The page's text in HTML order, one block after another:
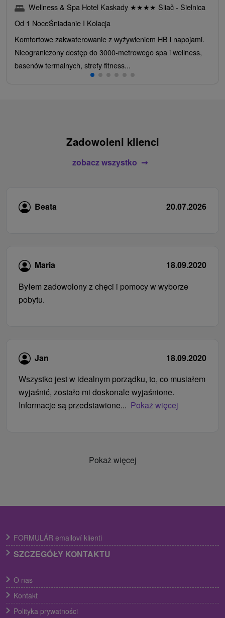
Wellness & Spa Hotel Kaskady ★★★★ Sliač - Sielnica
Od 1 NoceŚniadanie I Kolacja
Komfortowe zakwaterowanie z wyżywieniem HB i napojami.
Nieograniczony dostęp do 3000-metrowego spa i wellness,
basenów termalnych, strefy fitness...
Zadowoleni klienci
zobacz wszystko
Beata 20.07.2026
Maria
18.09.2020
Byłem zadowolony z chęci i pomocy w wyborze
pobytu.
Jan
18.09.2020
Wszystko jest w idealnym porządku, to, co musiałem
wyjaśnić, zostało mi doskonale wyjaśnione.
Informacje są przedstawione... Pokaż więcej
Pokaż więcej
FORMULÁR emailoví klienti
SZCZEGÓŁY KONTAKTU
O nas
Kontakt
Polityka prywatności